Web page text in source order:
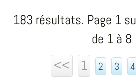
183 résultats. Page 1
de 1 à 8
<<
1 2 3 4